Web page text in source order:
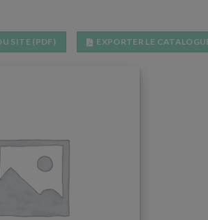
SITE (PDF) EXPORTER LE